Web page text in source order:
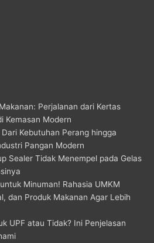
Perjalanan dari Kertas
Kemasan Modern
Kebutuhan Perang hingga
Pangan Modern
Sealer Tidak Menempel pada Gelas
Minuman! Rahasia UMKM
dan Produk Makanan Agar Lebih
UPF atau Tidak? Ini Penjelasan